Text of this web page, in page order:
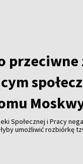
przeciwne
Społecznej i Pracy
umożliwić rozbiórkę